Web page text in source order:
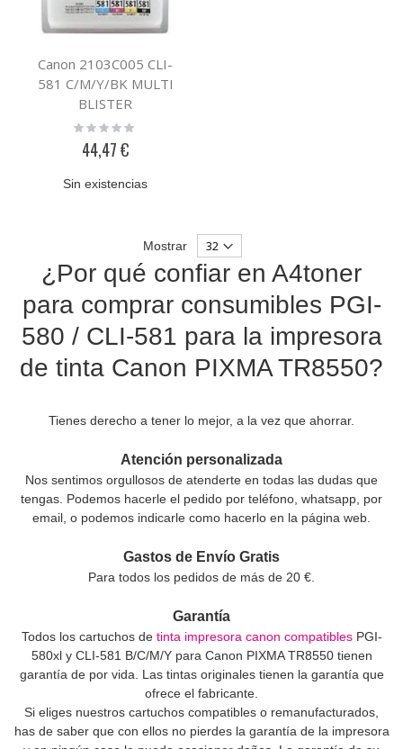
Canon 2103C005 CLI-
581 C/M/Y/BK MULTI
BLISTER
Rating:
44,47 €
Sin existencias
Mostrar
¿Por qué confiar en A4toner
para comprar consumibles PGI-
580 / CLI-581 para la impresora
de tinta Canon PIXMA TR8550?
Tienes derecho a tener lo mejor, a la vez que ahorrar.
Atención personalizada
Nos sentimos orgullosos de atenderte en todas las dudas que
tengas. Podemos hacerle el pedido por teléfono, whatsapp, por
email, o podemos indicarle como hacerlo en la página web.
Gastos de Envío Gratis
Para todos los pedidos de más de 20 €.
Garantía
Todos los cartuchos de tinta impresora canon compatiblesPGI-
580xl y CLI-581 B/C/M/Y para Canon PIXMA TR8550 tienen
garantía de por vida. Las tintas originales tienen la garantía que
ofrece el fabricante.
Si eliges nuestros cartuchos compatibles o remanufacturados,
has de saber que con ellos no pierdes la garantía de la impresora